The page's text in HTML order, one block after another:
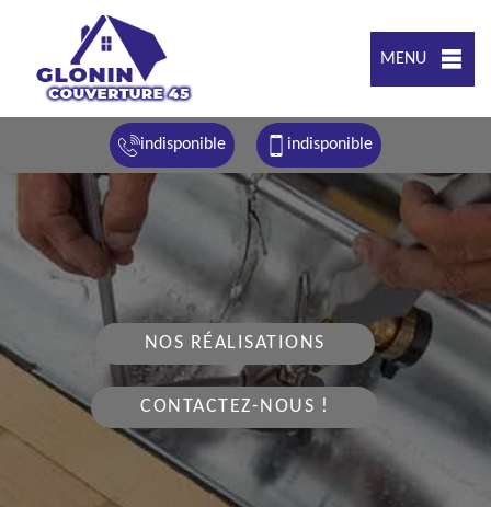
MENU
indisponible indisponible
NOS RÉALISATIONS
CONTACTEZ-NOUS !